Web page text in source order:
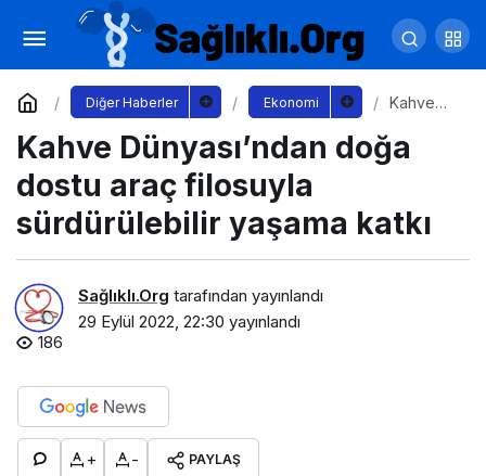
Diğer Haberler Ekonomi
Kahve
dan doğa
dostu
sürdürüle
bilir
Kahve Dünyası’ndan doğa
dostu araç filosuyla
sürdürülebilir yaşama katkı
Sağlıklı.Org tarafından yayınlandı
29 Eylül 2022, 22:30 yayınlandı
186
+ - PAYLAŞ
İç Mimar Adayları Mezun Olmadan Sektör
Temsilcileriyle Birlikte Çalışıyor
Yorum Yap Paylaş